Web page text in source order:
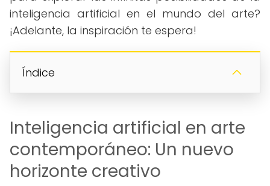
inteligencia artificial en el mundo del arte?
¡Adelante, la inspiración te espera!
Índice
Inteligencia artificial en arte
contemporáneo: Un nuevo
horizonte creativo